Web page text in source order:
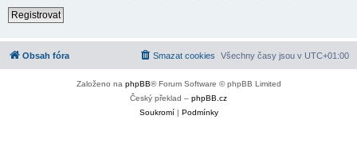
Registrovat
Obsah fóra Všechny časy jsou v UTC+01:00
Smazat cookies
Založeno na phpBB® Forum Software © phpBB Limited
Český překlad – phpBB.cz
Soukromí| Podmínky